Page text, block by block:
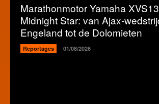
Marathonmotor Yamaha
Midnight Star: van Ajax-
Engeland tot de Dolomieten
Reportages 01/08/2026